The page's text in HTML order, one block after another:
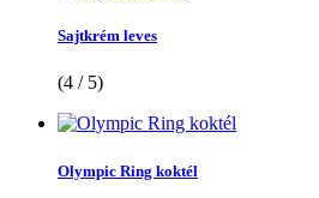
Sajtkrém leves
(4 / 5)
Olympic Ring koktél